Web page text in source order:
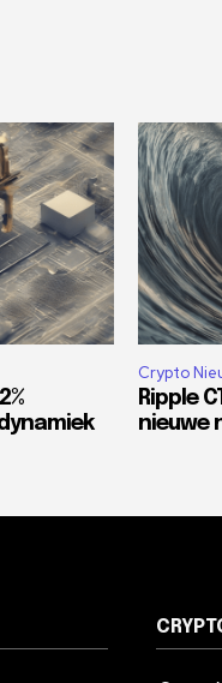
Crypto
Ripple
nieuwe